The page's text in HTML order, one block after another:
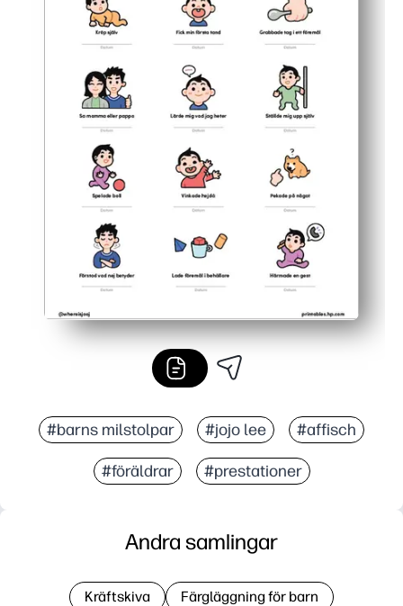
#barns milstolpar #jojo lee #affisch
#föräldrar #prestationer
Andra samlingar
Kräftskiva Färgläggning för barn